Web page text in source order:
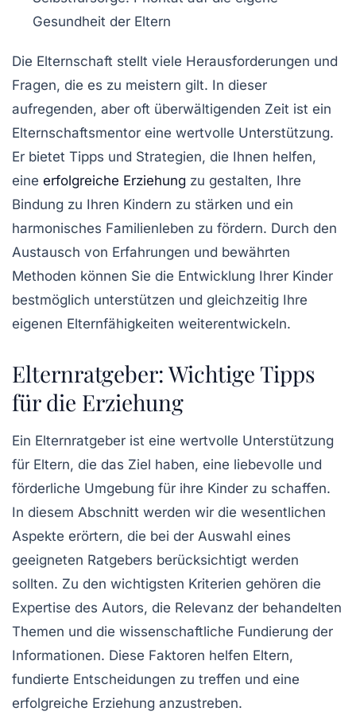
Gesundheit der Eltern
Die Elternschaft stellt viele Herausforderungen und
Fragen, die es zu meistern gilt. In dieser
aufregenden, aber oft überwältigenden Zeit ist ein
Elternschaftsmentor eine wertvolle Unterstützung.
Er bietet Tipps und Strategien, die Ihnen helfen,
eine erfolgreiche Erziehung zu gestalten, Ihre
Bindung zu Ihren Kindern zu stärken und ein
harmonisches Familienleben zu fördern. Durch den
Austausch von Erfahrungen und bewährten
Methoden können Sie die Entwicklung Ihrer Kinder
bestmöglich unterstützen und gleichzeitig Ihre
eigenen Elternfähigkeiten weiterentwickeln.
Elternratgeber: Wichtige Tipps
für die Erziehung
Ein Elternratgeber ist eine wertvolle Unterstützung
für Eltern, die das Ziel haben, eine liebevolle und
förderliche Umgebung für ihre Kinder zu schaffen.
In diesem Abschnitt werden wir die wesentlichen
Aspekte erörtern, die bei der Auswahl eines
geeigneten Ratgebers berücksichtigt werden
sollten. Zu den wichtigsten Kriterien gehören die
Expertise des Autors, die Relevanz der behandelten
Themen und die wissenschaftliche Fundierung der
Informationen. Diese Faktoren helfen Eltern,
fundierte Entscheidungen zu treffen und eine
erfolgreiche Erziehung anzustreben.